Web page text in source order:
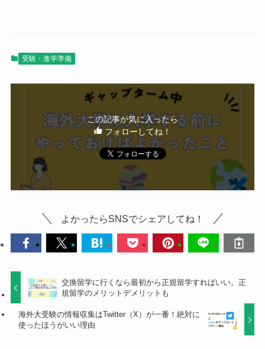
受験・進学準備
この記事が気に入ったら
フォローしてね！
よかったらSNSでシェアしてね！
交換留学に行くなら最初から正規留学すればいい。正
規留学のメリットデメリットも
海外大受験の情報収集はTwitter（X）が一番！絶対に
使ったほうがいい理由